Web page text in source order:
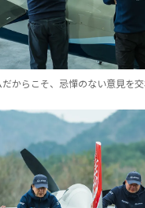
からこそ、忌憚のない意見を交